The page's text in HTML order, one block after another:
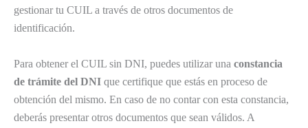
gestionar tu CUIL a través de otros documentos de
identificación.
Para obtener el CUIL sin DNI, puedes utilizar una constancia
de trámite del DNI que certifique que estás en proceso de
obtención del mismo. En caso de no contar con esta constancia,
deberás presentar otros documentos que sean válidos. A